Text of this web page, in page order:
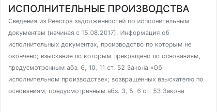
ИСПОЛНИТЕЛЬНЫЕ ПРОИЗВОДСТВА
Сведения из Реестра задолженностей по исполнительным
документам (начиная с 15.08.2017). Информация об
исполнительных документах, производство по которым не
окончено; взыскание по которым прекращено по основаниям,
предусмотренным абз. 6, 10, 11 ст. 52 Закона «Об
исполнительном производстве»; возвращенных взыскателю по
основаниям, предусмотренным абз. 3, 5, 6 ст. 53 Закона